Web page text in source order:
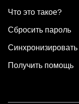
Что это такое?
Сбросить пароль
Получить помощь